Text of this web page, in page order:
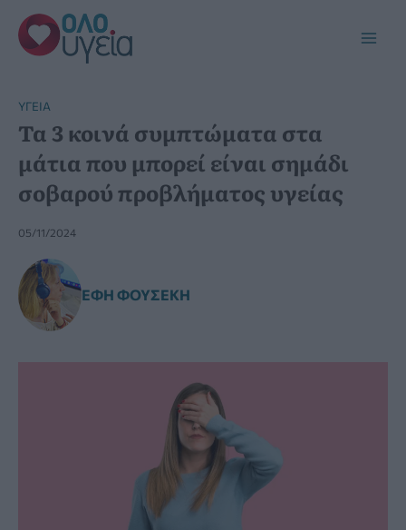
Μετάβαση
στο
περιεχόμενο
YΓΕΊΑ
Τα 3 κοινά συμπτώματα στα
μάτια που μπορεί είναι σημάδι
σοβαρού προβλήματος υγείας
05/11/2024
ΈΦΗ ΦΟΥΣΈΚΗ